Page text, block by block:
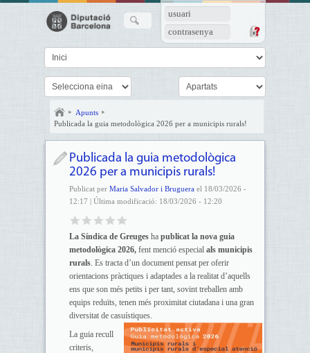
usuari
contrasenya
Apunts
Publicada la guia metodològica 2026 per a municipis rurals!
Publicada la guia metodològica
2026 per a municipis rurals!
Publicat per Maria Salvador i Bruguerael 18/03/2026 -
12:17 | Última modificació: 18/03/2026 - 12:20
La Síndica de Greugesha publicat la nova guia
metodològica 2026, fent menció especialals municipis
rurals. Es tracta d’un document pensat per oferir
orientacions pràctiques i adaptades a la realitat d’aquells
ens que son més petits i per tant, sovint treballen amb
equips reduïts, tenen més proximitat ciutadana i una gran
diversitat de casuístiques.
La guia recull
criteris,